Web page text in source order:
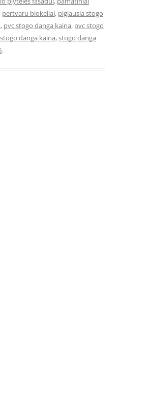
, pertvaru blokeliai, pigiausia stogo
, pvc stogo danga kaina, pvc stogo
danga kaina,stogo danga
.